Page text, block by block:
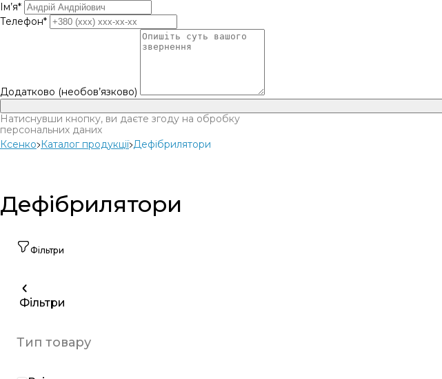
Ім’я*
Телефон*
Додатково (необов’язково)
Натиснувши кнопку, ви даєте згоду на обробку
персональних даних
Ксенко Каталог продукції Дефібрилятори
Дефібрилятори
Фільтри
Фільтри
Тип товару